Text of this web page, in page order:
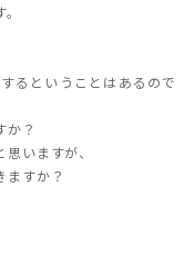
るということはあるので
か？
いますが、
ますか？